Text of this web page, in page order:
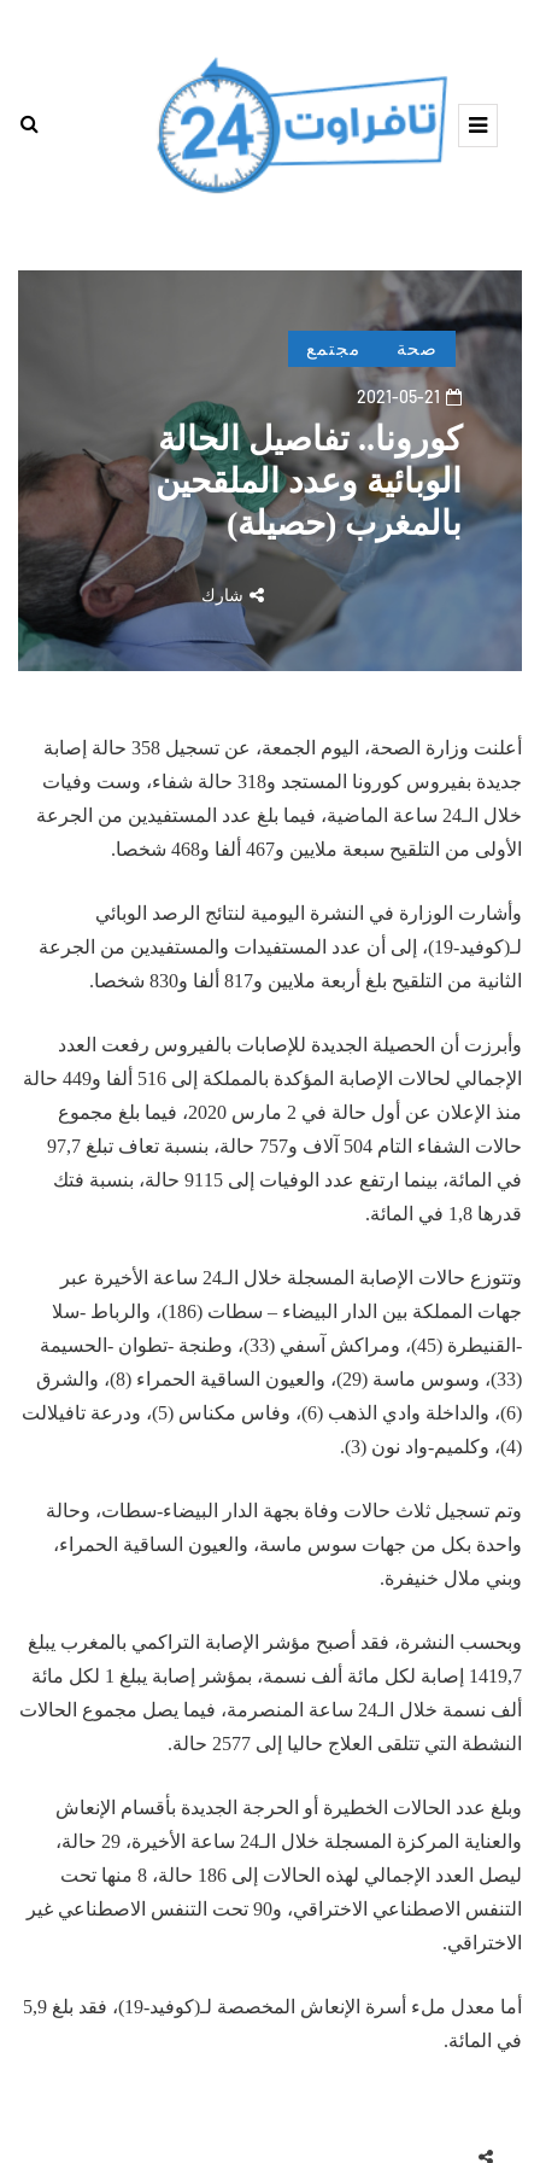
صحة مجتمع
2021-05-21
كورونا.. تفاصيل الحالة
الوبائية وعدد الملقحين
بالمغرب (حصيلة)
شارك
أعلنت وزارة الصحة، اليوم الجمعة، عن تسجيل 358 حالة إصابة
جديدة بفيروس كورونا المستجد و318 حالة شفاء، وست وفيات
خلال الـ24 ساعة الماضية، فيما بلغ عدد المستفيدين من الجرعة
الأولى من التلقيح سبعة ملايين و467 ألفا و468 شخصا.
وأشارت الوزارة في النشرة اليومية لنتائج الرصد الوبائي
لـ(كوفيد-19)، إلى أن عدد المستفيدات والمستفيدين من الجرعة
الثانية من التلقيح بلغ أربعة ملايين و817 ألفا و830 شخصا.
وأبرزت أن الحصيلة الجديدة للإصابات بالفيروس رفعت العدد
الإجمالي لحالات الإصابة المؤكدة بالمملكة إلى 516 ألفا و449 حالة
منذ الإعلان عن أول حالة في 2 مارس 2020، فيما بلغ مجموع
حالات الشفاء التام 504 آلاف و757 حالة، بنسبة تعاف تبلغ 97,7
في المائة، بينما ارتفع عدد الوفيات إلى 9115 حالة، بنسبة فتك
قدرها 1,8 في المائة.
وتتوزع حالات الإصابة المسجلة خلال الـ24 ساعة الأخيرة عبر
جهات المملكة بين الدار البيضاء – سطات (186)، والرباط -سلا
-القنيطرة (45)، ومراكش آسفي (33)، وطنجة -تطوان -الحسيمة
(33)، وسوس ماسة (29)، والعيون الساقية الحمراء (8)، والشرق
(6)، والداخلة وادي الذهب (6)، وفاس مكناس (5)، ودرعة تافيلالت
(4)، وكلميم-واد نون (3).
وتم تسجيل ثلاث حالات وفاة بجهة الدار البيضاء-سطات، وحالة
واحدة بكل من جهات سوس ماسة، والعيون الساقية الحمراء،
وبني ملال خنيفرة.
وبحسب النشرة، فقد أصبح مؤشر الإصابة التراكمي بالمغرب يبلغ
1419,7 إصابة لكل مائة ألف نسمة، بمؤشر إصابة يبلغ 1 لكل مائة
ألف نسمة خلال الـ24 ساعة المنصرمة، فيما يصل مجموع الحالات
النشطة التي تتلقى العلاج حاليا إلى 2577 حالة.
وبلغ عدد الحالات الخطيرة أو الحرجة الجديدة بأقسام الإنعاش
والعناية المركزة المسجلة خلال الـ24 ساعة الأخيرة، 29 حالة،
ليصل العدد الإجمالي لهذه الحالات إلى 186 حالة، 8 منها تحت
التنفس الاصطناعي الاختراقي، و90 تحت التنفس الاصطناعي غير
الاختراقي.
أما معدل ملء أسرة الإنعاش المخصصة لـ(كوفيد-19)، فقد بلغ 5,9
في المائة.